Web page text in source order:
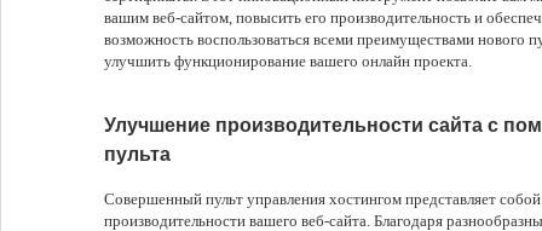
вашим веб-сайтом, повысить его производительность и
возможность воспользоваться всеми преимуществами нового
улучшить функционирование вашего онлайн проекта.
Улучшение производительности сайта с
пульта
Совершенный пульт управления хостингом представляет
производительности вашего веб-сайта. Благодаря